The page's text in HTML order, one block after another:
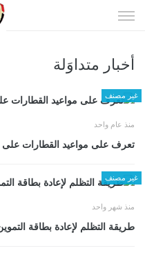
الى
أخبار متداوَلة
غير مصنف
منذ عام واحد
تعرف على مواعيد القطارات على
غير مصنف
منذ شهر واحد
طريقة التظلم لإعادة بطاقة